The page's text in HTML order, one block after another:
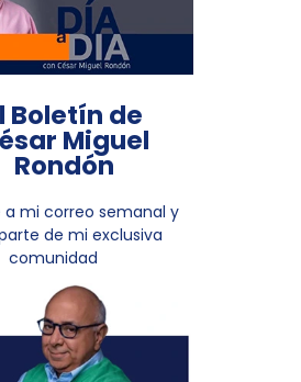
Boletín de
Miguel
Rondón
mi correo semanal y
de mi exclusiva
comunidad